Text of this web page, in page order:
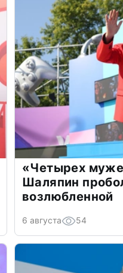
«Четырех
Шаляпин
возлюбленной
6 августа 54